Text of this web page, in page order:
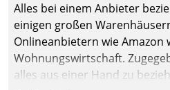
Alles bei einem Anbieter
einigen großen
Onlineanbietern wie Amazon
Wohnungswirtschaft.
alles aus einer Hand zu